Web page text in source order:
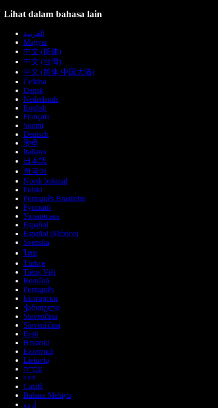
Lihat dalam bahasa lain
العربية
Magyar
中文 (简体)
中文 (台灣)
中文 (简体 中国大陆)
Čeština
Dansk
Nederlands
English
Français
Suomi
Deutsch
हिन्दी
Italiano
日本語
한국어
Norsk bokmål
Polski
Português Brasileiro
Русский
Українська
Español
Español (México)
Svenska
ไทย
Türkçe
Tiếng Việt
Română
Português
Български
ქართული
Slovenčina
Slovenščina
Eesti
Hrvatski
Ελληνικά
Lietuvių
עברית
বাংলা
Català
Bahasa Melayu
اردو